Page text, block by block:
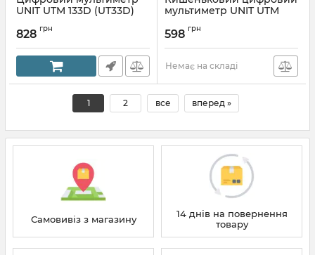
UNIT UTM 133D (UT33D)
828 грн
мультиметр UNIT UTM
Артикул:
598 грн
Немає на складі
1 2 все вперед »
Самовивіз з магазину
14 днів на повернення
товару